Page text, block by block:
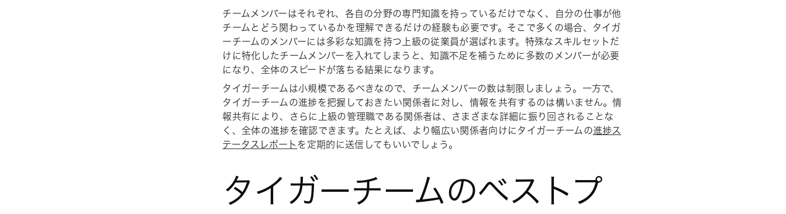
チームメンバーはそれぞれ、各自の分野の専門知識を持っているだけでなく、自分の仕事が他
チームとどう関わっているかを理解できるだけの経験も必要です。そこで多くの場合、タイガ
ーチームのメンバーには多彩な知識を持つ上級の従業員が選ばれます。特殊なスキルセットだ
けに特化したチームメンバーを入れてしまうと、知識不足を補うために多数のメンバーが必要
になり、全体のスピードが落ちる結果になります。
タイガーチームは小規模であるべきなので、チームメンバーの数は制限しましょう。一方で、
タイガーチームの進捗を把握しておきたい関係者に対し、情報を共有するのは構いません。情
報共有により、さらに上級の管理職である関係者は、さまざまな詳細に振り回されることな
く、全体の進捗を確認できます。たとえば、より幅広い関係者向けにタイガーチームの進捗ス
テータスレポート を定期的に送信してもいいでしょう。
タイガーチームのベストプ